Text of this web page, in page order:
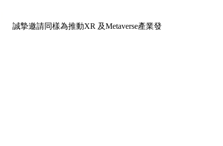
誠摯邀請同樣為推動XR 及Metaverse產業發